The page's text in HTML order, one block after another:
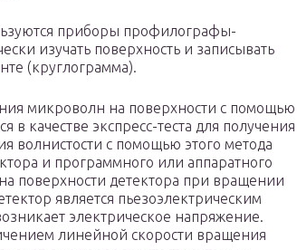
приборы профилографы-
изучать поверхность и записывать
(круглограмма).
микроволн на поверхности с помощью
в качестве экспресс-теста для получения
волнистости с помощью этого метода
и программного или аппаратного
поверхности детектора при вращении
является пьезоэлектрическим
электрическое напряжение.
линейной скорости вращения